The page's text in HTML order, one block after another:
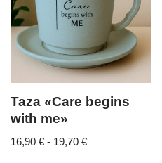
Taza «Care begins
with me»
16,90 € - 19,70 €